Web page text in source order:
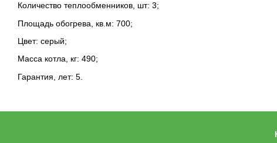
Количество теплообменников, шт: 3;
Площадь обогрева, кв.м: 700;
Цвет: серый;
Масса котла, кг: 490;
Гарантия, лет: 5.